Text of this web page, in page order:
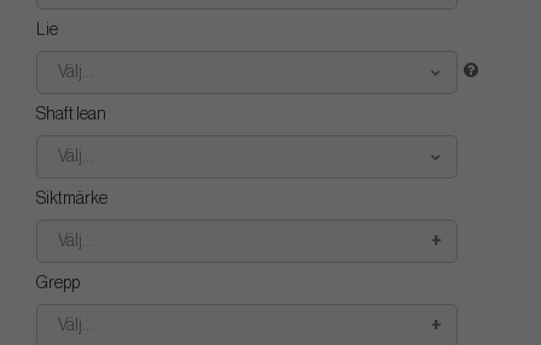
Lie
Välj...
Shaft lean
Välj...
Siktmärke
Välj...
Grepp
Välj...